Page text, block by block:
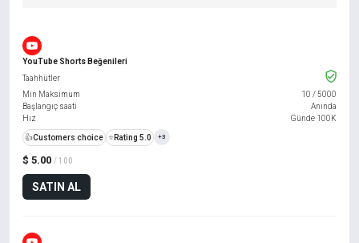
YouTube Shorts Beğenileri
$ 5.00 / 100
SATIN AL
Taahhütler
Min Maksimum
10 /5000
Başlangıç saati
Anında
Hız
Günde 100K
👍Customers choice ⭐ Rating 5.0 +3